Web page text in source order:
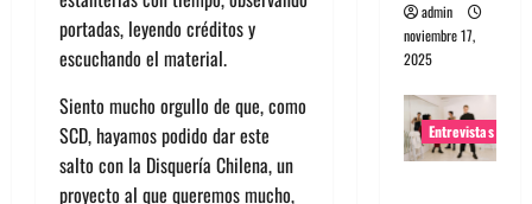
portadas, leyendo créditos y
escuchando el material.
Siento mucho orgullo de que, como
SCD, hayamos podido dar este
salto con la Disquería Chilena, un
proyecto al que queremos mucho,
admin
noviembre 17,
2025
Entrevistas